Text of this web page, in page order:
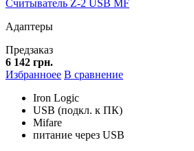
Считыватель Z-2 USB MF
Адаптеры
Предзаказ
6 142 грн.
Избранноее В сравнение
Iron Logic
USB (подкл. к ПК)
Mifare
питание через USB